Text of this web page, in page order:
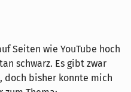
Seiten wie YouTube hoch
schwarz. Es gibt zwar
doch bisher konnte mich